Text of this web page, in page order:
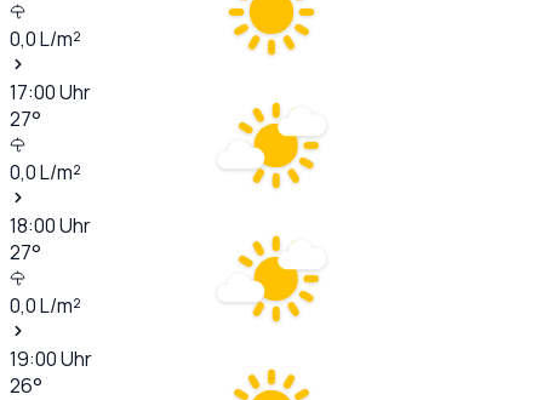
0,0L/m²
17:00Uhr
27°
0,0L/m²
18:00Uhr
27°
0,0L/m²
19:00Uhr
26°